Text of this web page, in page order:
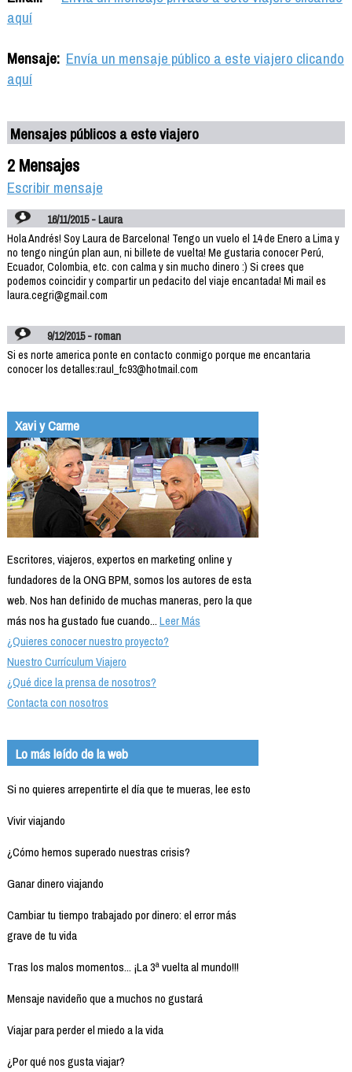
aquí
Mensaje: Envía un mensaje público a este viajero clicando
aquí
Mensajes públicos a este viajero
2 Mensajes
Escribir mensaje
16/11/2015 - Laura
Hola Andrés! Soy Laura de Barcelona! Tengo un vuelo el 14 de Enero a Lima y
no tengo ningún plan aun, ni billete de vuelta! Me gustaria conocer Perú,
Ecuador, Colombia, etc. con calma y sin mucho dinero :) Si crees que
podemos coincidir y compartir un pedacito del viaje encantada! Mi mail es
laura.cegri@gmail.com
9/12/2015 - roman
Si es norte america ponte en contacto conmigo porque me encantaria
conocer los detalles:raul_fc93@hotmail.com
Xavi y Carme
Escritores, viajeros, expertos en marketing online y
fundadores de la ONG BPM, somos los autores de esta
web. Nos han definido de muchas maneras, pero la que
más nos ha gustado fue cuando...Leer Más
¿Quieres conocer nuestro proyecto?
Nuestro Currículum Viajero
¿Qué dice la prensa de nosotros?
Contacta con nosotros
Lo más leído de la web
Si no quieres arrepentirte el día que te mueras, lee esto
Vivir viajando
¿Cómo hemos superado nuestras crisis?
Ganar dinero viajando
Cambiar tu tiempo trabajado por dinero: el error más
grave de tu vida
Tras los malos momentos... ¡La 3ª vuelta al mundo!!!
Mensaje navideño que a muchos no gustará
Viajar para perder el miedo a la vida
¿Por qué nos gusta viajar?